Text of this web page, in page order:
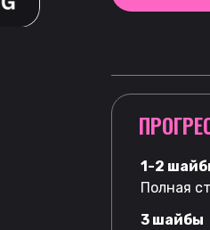
1-2
Полная
3 шайбы